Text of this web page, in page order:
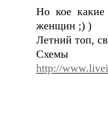
Но кое
женщин ;) )
Летний топ,
http://